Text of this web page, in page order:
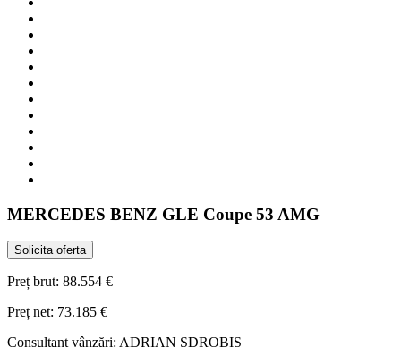
MERCEDES BENZ GLE Coupe 53 AMG
Solicita oferta
Preț brut: 88.554 €
Preț net: 73.185 €
Consultant vânzări: ADRIAN SDROBIS